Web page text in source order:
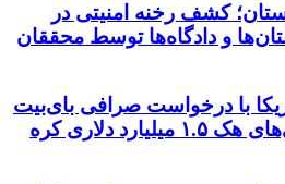
کشف رخنه امنیتی در
و دادگاه‌ها توسط محققان
با درخواست صرافی بای‌بیت
برای ردیابی دارایی‌های هک ۱.۵ میلیارد دلاری کره